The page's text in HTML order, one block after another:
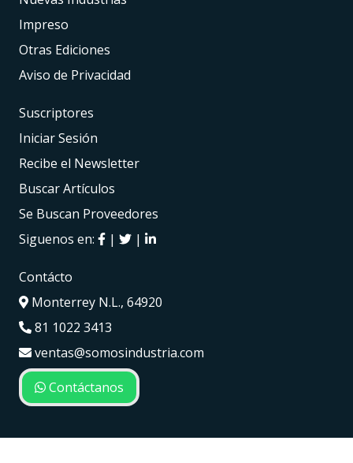
Impreso
Otras Ediciones
Aviso de Privacidad
Suscriptores
Iniciar Sesión
Recibe el Newsletter
Buscar Artículos
Se Buscan Proveedores
Siguenos en:
| |
Contácto
Monterrey N.L., 64920
81 1022 3413
ventas@somosindustria.com
Contáctanos